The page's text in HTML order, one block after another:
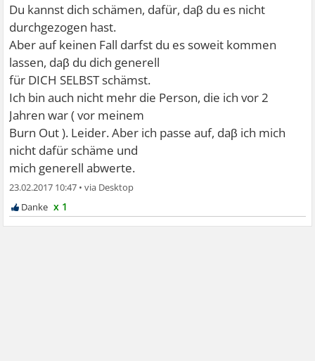
Du kannst dich schämen, dafür, daβ du es nicht
durchgezogen hast.
Aber auf keinen Fall darfst du es soweit kommen
lassen, daβ du dich generell
für DICH SELBST schämst.
Ich bin auch nicht mehr die Person, die ich vor 2
Jahren war ( vor meinem
Burn Out ). Leider. Aber ich passe auf, daβ ich mich
nicht dafür schäme und
mich generell abwerte.
23.02.2017 10:47 •
x 1